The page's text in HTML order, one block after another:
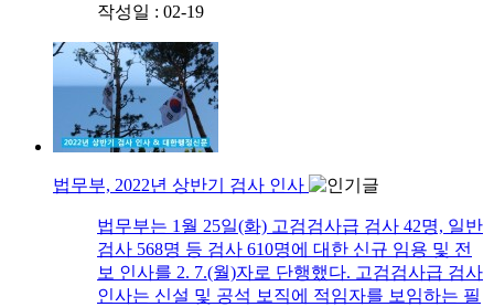
작성일 : 02-19
법무부, 2022년 상반기 검사 인사
법무부는 1월 25일(화) 고검검사급 검사 42명, 일반
검사 568명 등 검사 610명에 대한 신규 임용 및 전
보 인사를 2. 7.(월)자로 단행했다. 고검검사급 검사
인사는 신설 및 공석 보직에 적임자를 보임하는 필